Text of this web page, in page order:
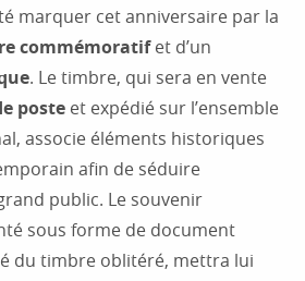
marquer cet anniversaire par la
commémoratifet d’un
. Le timbre, qui sera en vente
poste et expédié sur l’ensemble
associe éléments historiques
afin de séduire
public. Le souvenir
sous forme de document
du timbre oblitéré, mettra lui